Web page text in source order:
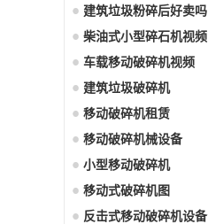
建筑垃圾粉碎后好卖吗
柴油式小型碎石机视频
车载移动破碎机视频
建筑垃圾破碎机
移动破碎机租赁
移动破碎机械设备
小型移动破碎机
移动式破碎机图
反击式移动破碎机设备